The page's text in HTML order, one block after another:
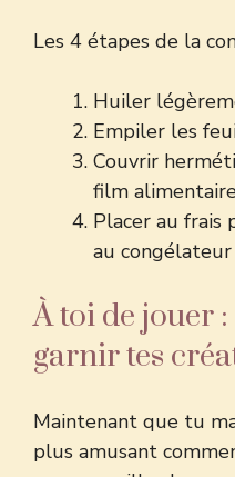
Les 4 étapes de la
Huiler
Empiler les
Couvrir
film
Placer au frais
au
À toi de jouer
garnir tes
Maintenant que tu
plus amusant